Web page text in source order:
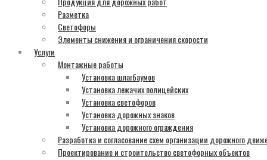
Разметка
Светофоры
Элементы снижения и ограничения скорости
Услуги
Монтажные работы
Установка шлагбаумов
Установка лежачих полицейских
Установка светофоров
Установка дорожных знаков
Установка дорожного ограждения
Разработка и согласование схем организации дорожного
Проектирование и строительство светофорных объектов